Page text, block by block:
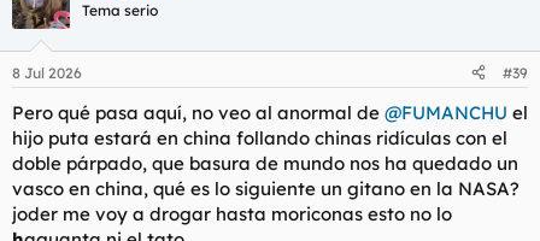
Tema serio
8 Jul 2026 #39
Pero qué pasa aquí, no veo al anormal de @FUMANCHU el
hijo puta estará en china follando chinas ridículas con el
doble párpado, que basura de mundo nos ha quedado un
vasco en china, qué es lo siguiente un gitano en la NASA?
joder me voy a drogar hasta moriconas esto no lo